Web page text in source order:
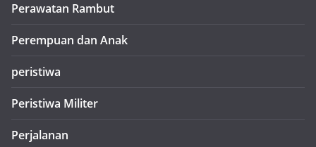
Perawatan Rambut
Perempuan dan Anak
peristiwa
Peristiwa Militer
Perjalanan